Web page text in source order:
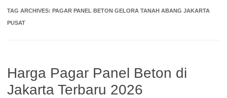
TAG ARCHIVES: PAGAR PANEL BETON GELORA TANAH ABANG JAKARTA
PUSAT
Harga Pagar Panel Beton di
Jakarta Terbaru 2026